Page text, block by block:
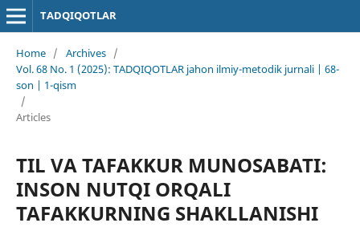
TADQIQOTLAR
Home / Archives /
Vol. 68 No. 1 (2025): TADQIQOTLAR jahon ilmiy-metodik jurnali | 68-
son | 1-qism
/
Articles
TIL VA TAFAKKUR MUNOSABATI:
INSON NUTQI ORQALI
TAFAKKURNING SHAKLLANISHI